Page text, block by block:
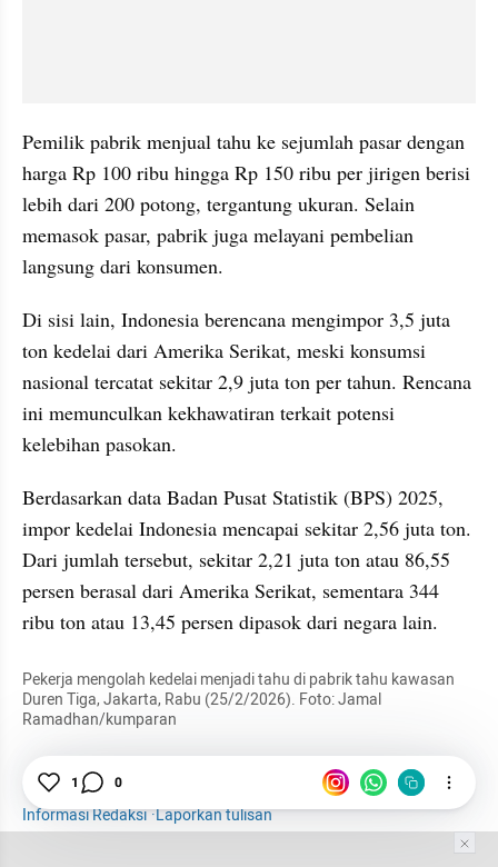
Pemilik pabrik menjual tahu ke sejumlah pasar dengan
harga Rp 100 ribu hingga Rp 150 ribu per jirigen berisi
lebih dari 200 potong, tergantung ukuran. Selain
memasok pasar, pabrik juga melayani pembelian
langsung dari konsumen.
Di sisi lain, Indonesia berencana mengimpor 3,5 juta
ton kedelai dari Amerika Serikat, meski konsumsi
nasional tercatat sekitar 2,9 juta ton per tahun. Rencana
ini memunculkan kekhawatiran terkait potensi
kelebihan pasokan.
Berdasarkan data Badan Pusat Statistik (BPS) 2025,
impor kedelai Indonesia mencapai sekitar 2,56 juta ton.
Dari jumlah tersebut, sekitar 2,21 juta ton atau 86,55
persen berasal dari Amerika Serikat, sementara 344
ribu ton atau 13,45 persen dipasok dari negara lain.
Pekerja mengolah kedelai menjadi tahu di pabrik tahu kawasan
Duren Tiga, Jakarta, Rabu (25/2/2026). Foto: Jamal
Ramadhan/kumparan
Foto Galeri Foto
Pabrik
Informasi Redaksi·Laporkan tulisan
1 0